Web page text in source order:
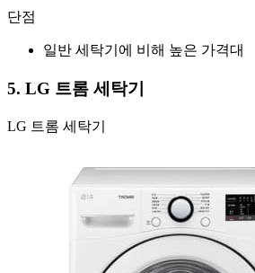
단점
일반 세탁기에 비해 높은 가격대
5. LG 트롬 세탁기
LG 트롬 세탁기